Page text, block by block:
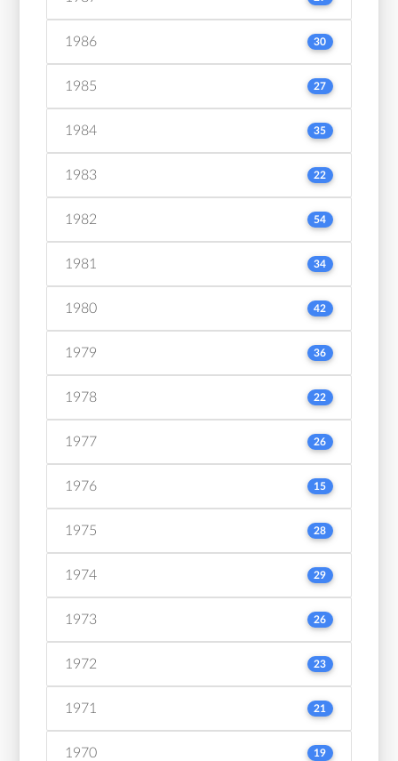
1986 30
1985 27
1984 35
1983 22
1982 54
1981 34
1980 42
1979 36
1978 22
1977 26
1976 15
1975 28
1974 29
1973 26
1972 23
1971 21
1970 19